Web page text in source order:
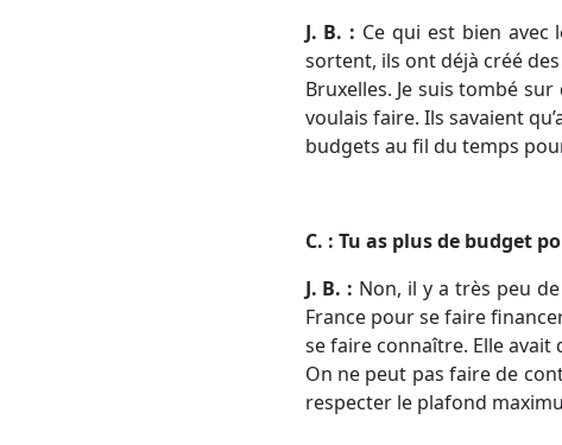
J. B. : Ce qui est bien avec
sortent, ils ont déjà créé
Bruxelles. Je suis tombé
voulais faire. Ils savaient
budgets au fil du temps
C. : Tu as plus de budget
J. B. : Non, il y a très peu
France pour se faire
se faire connaître. Elle avait
On ne peut pas faire de
respecter le plafond